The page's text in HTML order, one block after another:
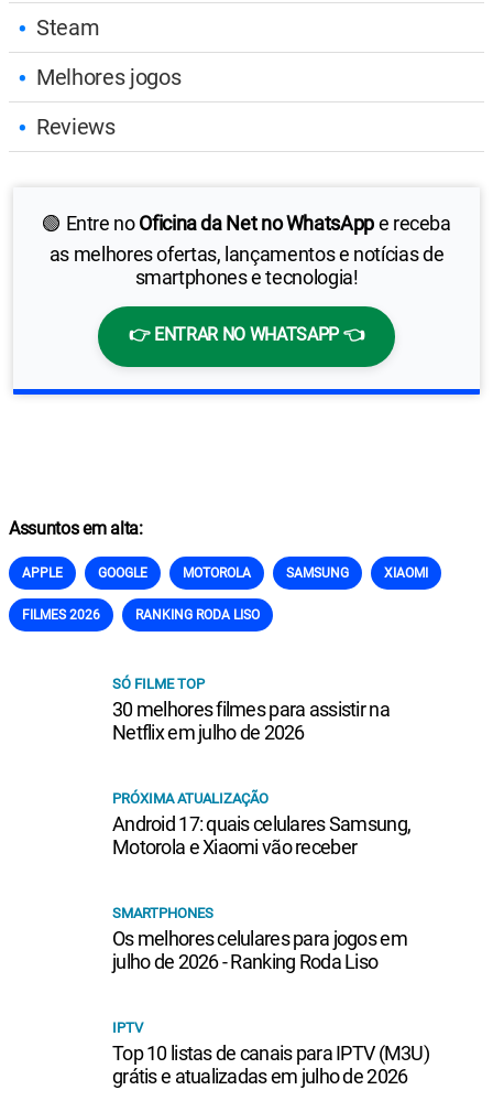
Steam
Melhores jogos
Reviews
🟢 Entre noOficina da Net no WhatsAppe receba
as melhores ofertas, lançamentos e notícias de
smartphones e tecnologia!
👉 ENTRAR NO WHATSAPP 👈
Assuntos em alta:
APPLE GOOGLE MOTOROLA SAMSUNG XIAOMI
FILMES 2026 RANKING RODA LISO
SÓ FILME TOP
30 melhores filmes para assistir na
Netflix em julho de 2026
PRÓXIMA ATUALIZAÇÃO
Android 17: quais celulares Samsung,
Motorola e Xiaomi vão receber
SMARTPHONES
Os melhores celulares para jogos em
julho de 2026 - Ranking Roda Liso
IPTV
Top 10 listas de canais para IPTV (M3U)
grátis e atualizadas em julho de 2026